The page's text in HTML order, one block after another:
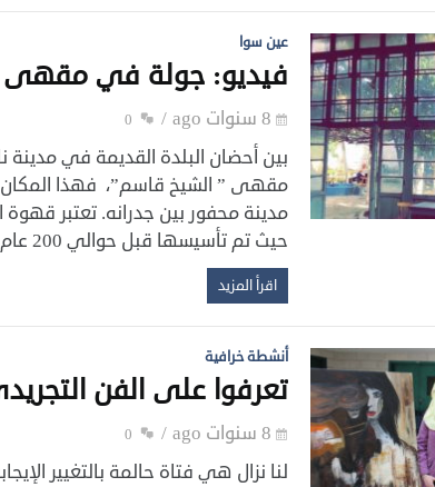
عين سوا
فيديو: جولة في مقهى
8 سنوات ago 0
بين أحضان البلدة القديمة في
مقهى ” الشيخ قاسم”، فهذا المكان
مدينة محفور بين جدرانه. تعتبر
حيث تم تأسيسها قبل حوالي 200 عام ومازالت حتى يومنا هذا تستقبل زائريها ومكاناً […]
اقرأ المزيد
أنشطة خرافية
تعرفوا على الفن
8 سنوات ago 0
لنا نزال هي فتاة حالمة بالتغيير